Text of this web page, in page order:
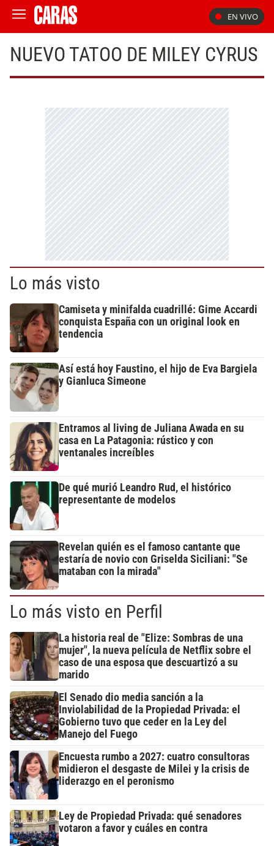
EN VIVO
NUEVO TATOO DE MILEY CYRUS
Lo más visto
Camiseta y minifalda cuadrillé: Gime Accardi
conquista España con un original look en
tendencia
Así está hoy Faustino, el hijo de Eva Bargiela
y Gianluca Simeone
Entramos al living de Juliana Awada en su
casa en La Patagonia: rústico y con
ventanales increíbles
De qué murió Leandro Rud, el histórico
representante de modelos
Revelan quién es el famoso cantante que
estaría de novio con Griselda Siciliani: "Se
mataban con la mirada"
Lo más visto en Perfil
La historia real de "Elize: Sombras de una
mujer", la nueva película de Netflix sobre el
caso de una esposa que descuartizó a su
marido
El Senado dio media sanción a la
Inviolabilidad de la Propiedad Privada: el
Gobierno tuvo que ceder en la Ley del
Manejo del Fuego
Encuesta rumbo a 2027: cuatro consultoras
midieron el desgaste de Milei y la crisis de
liderazgo en el peronismo
Ley de Propiedad Privada: qué senadores
votaron a favor y cuáles en contra